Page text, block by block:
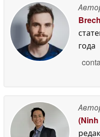
чем любое другое
аналогичное
устройство19 February
2026
года